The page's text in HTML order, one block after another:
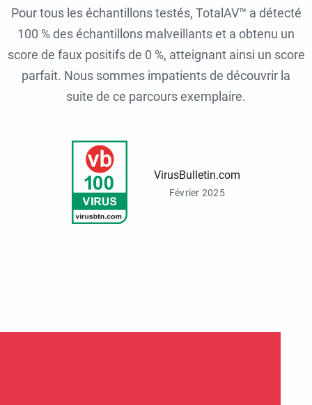
Pour tous les échantillons testés, TotalAV™ a détecté
100 % des échantillons malveillants et a obtenu un
score de faux positifs de 0 %, atteignant ainsi un score
parfait. Nous sommes impatients de découvrir la
suite de ce parcours exemplaire.
VirusBulletin.com
Février 2025